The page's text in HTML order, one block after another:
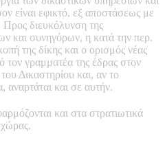
είναι εφικτό, εξ αποστάσεως με
διευκόλυνση της
και συνηγόρων, η κατά την περ.
της δίκης και ο ορισμός νέας
τον γραμματέα της έδρας στον
Δικαστηρίου και, αν το
αναρτάται και σε αυτήν.
και στα στρατιωτικά
χώρας.